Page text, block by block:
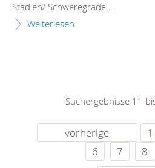
Stadien/ Schweregrade...
Weiterlesen
Suchergebnisse 11
vorherige 1
6
7 8